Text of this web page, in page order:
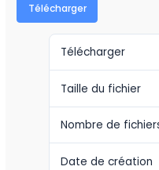
Télécharger
Télécharger
Taille du fichier
Nombre de
Date de création